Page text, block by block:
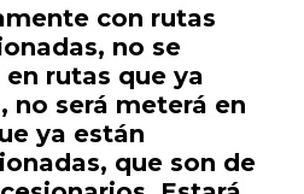
con rutas
no se
rutas que ya
no será meterá en
ya están
que son de